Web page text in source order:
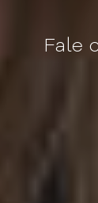
Fale